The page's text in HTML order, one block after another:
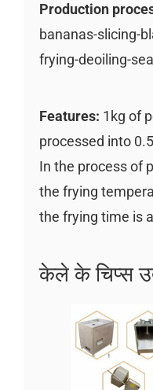
Production
bananas-slicing-
frying-deoiling-
Features: 1kg of
processed into
In the process of
the frying
the frying time is
केले के चिप्स